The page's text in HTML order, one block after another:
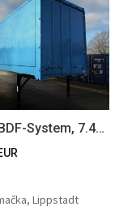
Krone BDF-System, 7.450 mm lang, LACK NEU
Lippstadt